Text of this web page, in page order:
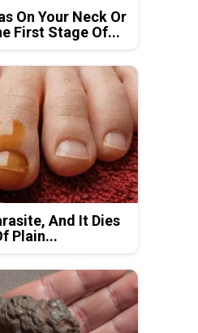
On Your Neck Or
First Stage Of...
And It Dies
Plain...